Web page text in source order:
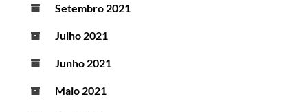
Setembro 2021
Julho 2021
Junho 2021
Maio 2021